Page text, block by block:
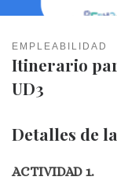
EMPLEABILIDAD
Itinerario
UD3
Detalles de
ACTIVIDAD 1.